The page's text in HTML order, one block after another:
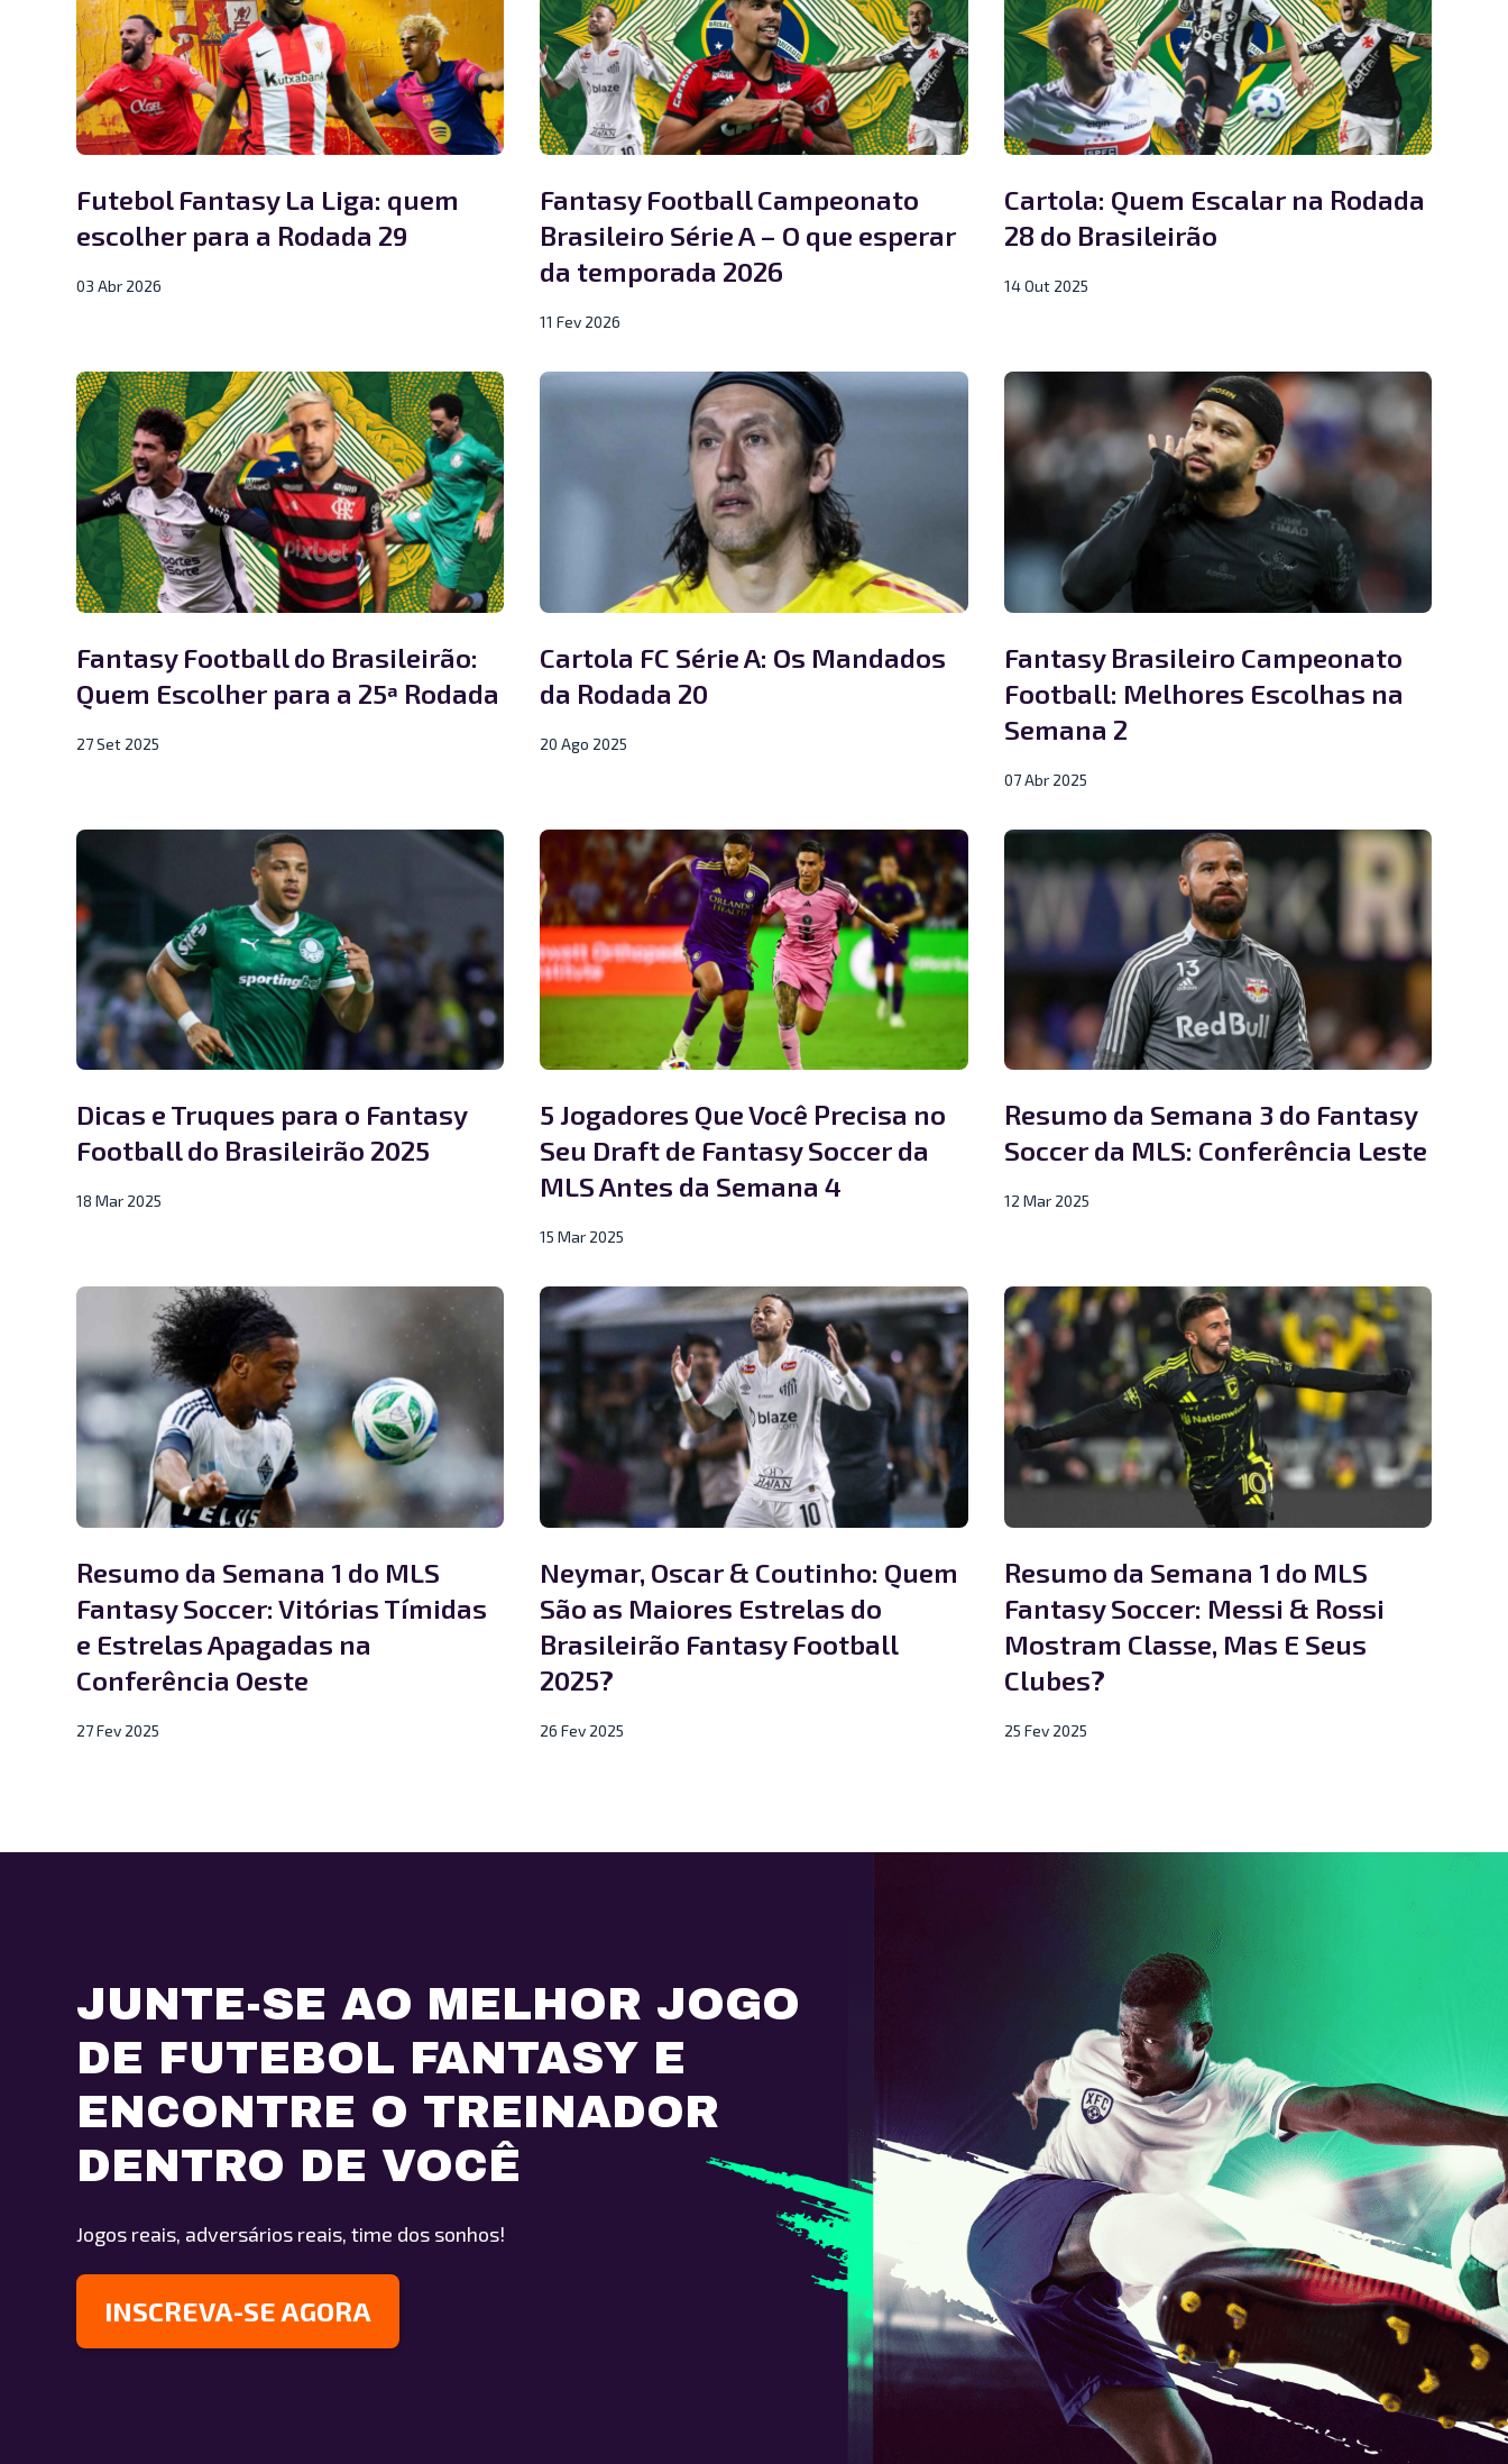
Futebol Fantasy La Liga: quem
escolher para a Rodada 29
03 Abr 2026
Fantasy Football Campeonato
Brasileiro Série A – O que esperar
da temporada 2026
11 Fev 2026
Cartola: Quem Escalar na Rodada
28 do Brasileirão
14 Out 2025
Fantasy Football do Brasileirão:
Quem Escolher para a 25ª Rodada
27 Set 2025
Cartola FC Série A: Os Mandados
da Rodada 20
20 Ago 2025
Fantasy Brasileiro Campeonato
Football: Melhores Escolhas na
Semana 2
07 Abr 2025
Dicas e Truques para o Fantasy
Football do Brasileirão 2025
18 Mar 2025
5 Jogadores Que Você Precisa no
Seu Draft de Fantasy Soccer da
MLS Antes da Semana 4
15 Mar 2025
Resumo da Semana 3 do Fantasy
Soccer da MLS: Conferência Leste
12 Mar 2025
Resumo da Semana 1 do MLS
Fantasy Soccer: Vitórias Tímidas
e Estrelas Apagadas na
Conferência Oeste
27 Fev 2025
Neymar, Oscar & Coutinho: Quem
São as Maiores Estrelas do
Brasileirão Fantasy Football
2025?
26 Fev 2025
Resumo da Semana 1 do MLS
Fantasy Soccer: Messi & Rossi
Mostram Classe, Mas E Seus
Clubes?
25 Fev 2025
JUNTE-SE AO MELHOR JOGO
DE FUTEBOL FANTASY E
ENCONTRE O TREINADOR
DENTRO DE VOCÊ
Jogos reais, adversários reais, time dos sonhos!
INSCREVA-SE AGORA